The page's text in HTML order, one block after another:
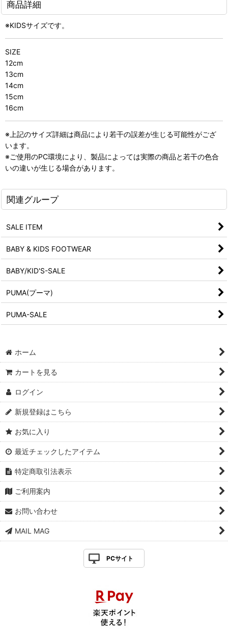
商品詳細
※KIDSサイズです。
SIZE
12cm
13cm
14cm
15cm
16cm
※上記のサイズ詳細は商品により若干の誤差が生じる可能性がござ
います。
※ご使用のPC環境により、製品によっては実際の商品と若干の色合
いの違いが生じる場合があります。
関連グループ
SALE ITEM
BABY & KIDS FOOTWEAR
BABY/KID'S-SALE
PUMA(プーマ)
PUMA-SALE
ホーム
カートを見る
ログイン
新規登録はこちら
お気に入り
最近チェックしたアイテム
特定商取引法表示
ご利用案内
お問い合わせ
MAIL MAG
PCサイト